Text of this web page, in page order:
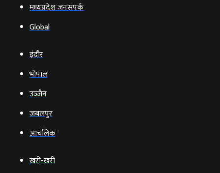
मध्यप्रदेश जनसंपर्क
Global
इंदौर
भोपाल
उज्‍जैन
जबलपुर
आचंलिक
खरी-खरी